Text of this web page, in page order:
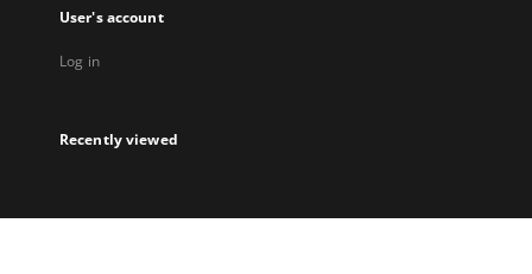
User's account
Log in
Recently viewed